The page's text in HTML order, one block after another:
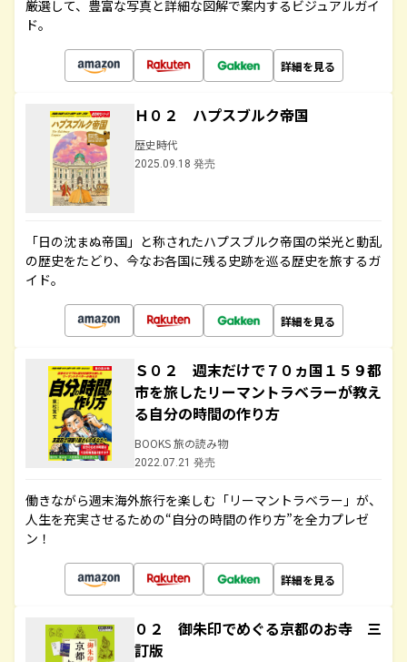
厳選して、豊富な写真と詳細な図解で案内するビジュアルガイ
ド。
詳細を見る
Ｈ０２ ハプスブルク帝国
歴史時代
2025.09.18 発売
「日の沈まぬ帝国」と称されたハプスブルク帝国の栄光と動乱
の歴史をたどり、今なお各国に残る史跡を巡る歴史を旅するガ
イド。
詳細を見る
Ｓ０２ 週末だけで７０ヵ国１５９都
市を旅したリーマントラベラーが教え
る自分の時間の作り方
BOOKS 旅の読み物
2022.07.21 発売
働きながら週末海外旅行を楽しむ「リーマントラベラー」が、
人生を充実させるための“自分の時間の作り方”を全力プレゼ
ン！
詳細を見る
０２ 御朱印でめぐる京都のお寺 三
訂版